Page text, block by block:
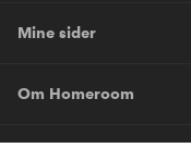
Mine sider
Om Homeroom